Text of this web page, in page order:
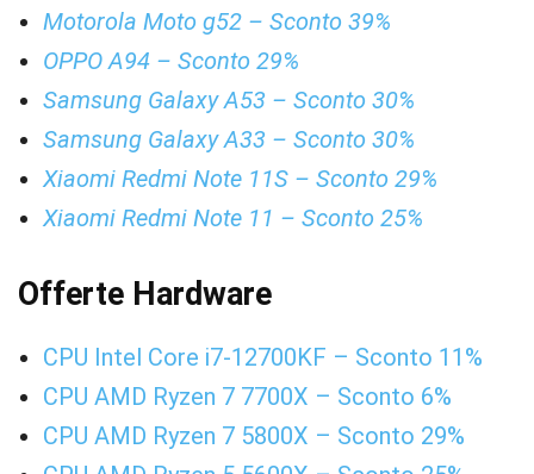
Motorola Moto g52 – Sconto 39%
OPPO A94 – Sconto 29%
Samsung Galaxy A53 – Sconto 30%
Samsung Galaxy A33 – Sconto 30%
Xiaomi Redmi Note 11S – Sconto 29%
Xiaomi Redmi Note 11 – Sconto 25%
Offerte Hardware
CPU Intel Core i7-12700KF – Sconto 11%
CPU AMD Ryzen 7 7700X – Sconto 6%
CPU AMD Ryzen 7 5800X – Sconto 29%